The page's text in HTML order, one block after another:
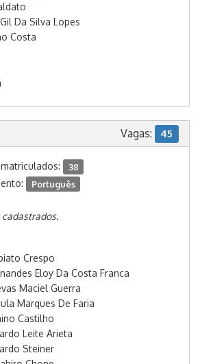
Da Silva Lopes
Costa
Vagas: 45
38
Português
cadastrados.
Crespo
Eloy Da Costa Franca
Maciel Guerra
Marques De Faria
Castilho
Leite Arieta
Steiner